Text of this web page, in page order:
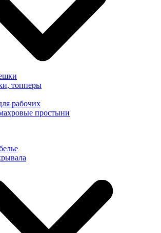
топперы
рабочих
простыни